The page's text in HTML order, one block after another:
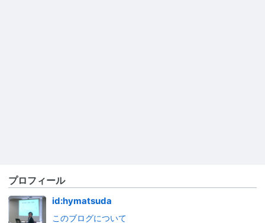
プロフィール
id:hymatsuda
このブログについて